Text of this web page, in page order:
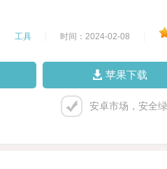
工具 时间：2024-02-08
苹果下载
安卓市场，安全